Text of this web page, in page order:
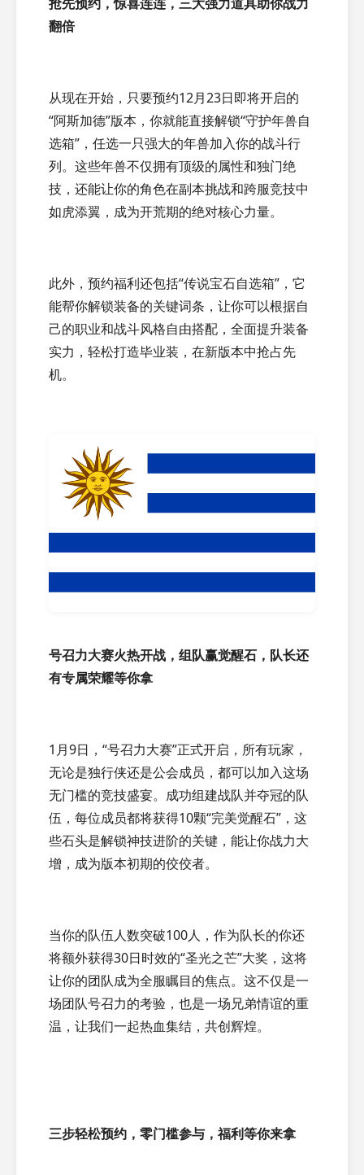
翻倍
从现在开始，只要预约12月23日即将开启的
“阿斯加德”版本，你就能直接解锁“守护年兽自
选箱”，任选一只强大的年兽加入你的战斗行
列。这些年兽不仅拥有顶级的属性和独门绝
技，还能让你的角色在副本挑战和跨服竞技中
如虎添翼，成为开荒期的绝对核心力量。
此外，预约福利还包括“传说宝石自选箱”，它
能帮你解锁装备的关键词条，让你可以根据自
己的职业和战斗风格自由搭配，全面提升装备
实力，轻松打造毕业装，在新版本中抢占先
机。
号召力大赛火热开战，组队赢觉醒石，队长还
有专属荣耀等你拿
1月9日，“号召力大赛”正式开启，所有玩家，
无论是独行侠还是公会成员，都可以加入这场
无门槛的竞技盛宴。成功组建战队并夺冠的队
伍，每位成员都将获得10颗“完美觉醒石”，这
些石头是解锁神技进阶的关键，能让你战力大
增，成为版本初期的佼佼者。
当你的队伍人数突破100人，作为队长的你还
将额外获得30日时效的“圣光之芒”大奖，这将
让你的团队成为全服瞩目的焦点。这不仅是一
场团队号召力的考验，也是一场兄弟情谊的重
温，让我们一起热血集结，共创辉煌。
三步轻松预约，零门槛参与，福利等你来拿